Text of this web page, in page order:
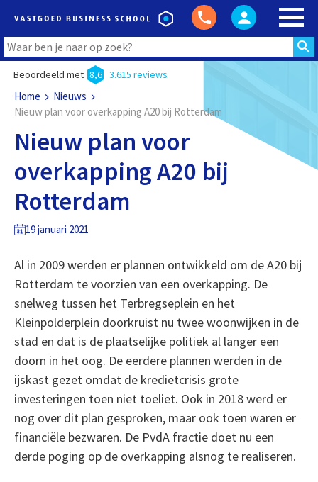
Beoordeeld met 8,6 3.615 reviews
Home
Nieuws
Nieuw plan voor overkapping A20 bij Rotterdam
Nieuw plan voor
overkapping A20 bij
Rotterdam
19 januari 2021
Al in 2009 werden er plannen ontwikkeld om de A20 bij
Rotterdam te voorzien van een overkapping. De
snelweg tussen het Terbregseplein en het
Kleinpolderplein doorkruist nu twee woonwijken in de
stad en dat is de plaatselijke politiek al langer een
doorn in het oog. De eerdere plannen werden in de
ijskast gezet omdat de kredietcrisis grote
investeringen toen niet toeliet. Ook in 2018 werd er
nog over dit plan gesproken, maar ook toen waren er
financiële bezwaren. De PvdA fractie doet nu een
derde poging op de overkapping alsnog te realiseren.